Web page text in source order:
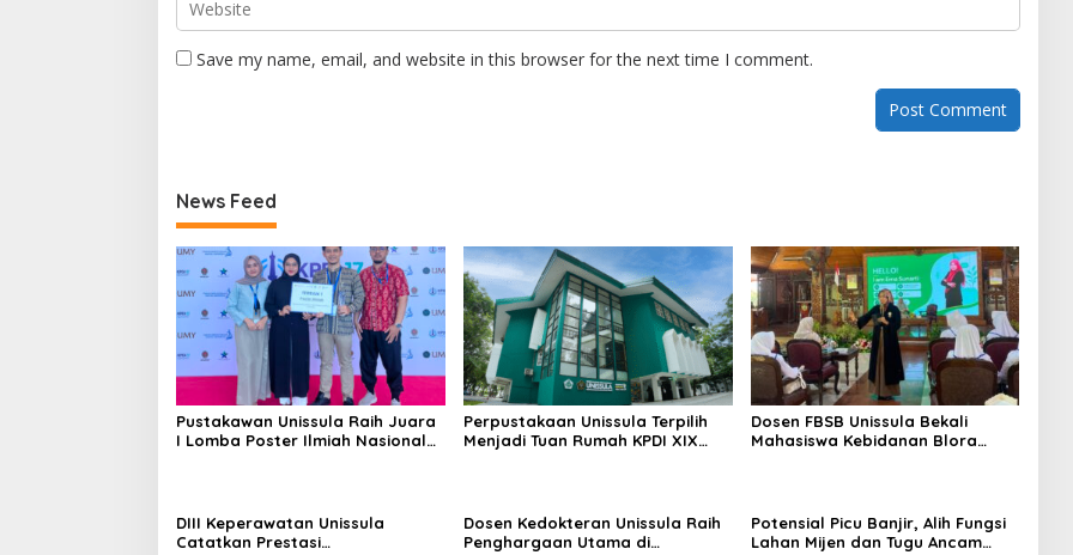
Save my name, email, and website in this browser for the next time I comment.
News Feed
Pustakawan Unissula Raih Juara
I Lomba Poster Ilmiah Nasional
Perpustakaan Unissula Terpilih
Menjadi Tuan Rumah KPDI XIX
Dosen FBSB Unissula Bekali
Mahasiswa Kebidanan Blora
DIII Keperawatan Unissula
Catatkan Prestasi
Dosen Kedokteran Unissula Raih
Penghargaan Utama di
Potensial Picu Banjir, Alih Fungsi
Lahan Mijen dan Tugu Ancam